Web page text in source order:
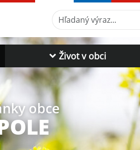
Hľadaný výraz...
Život v obci
obce